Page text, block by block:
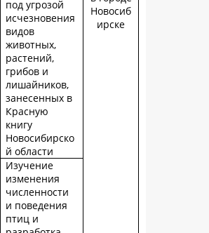
Новосиб
ирске
под угрозой
исчезновения
видов
животных,
растений,
грибов и
лишайников,
занесенных в
Красную
книгу
Новосибирско
й области
Изучение
изменения
численности
и поведения
птиц и